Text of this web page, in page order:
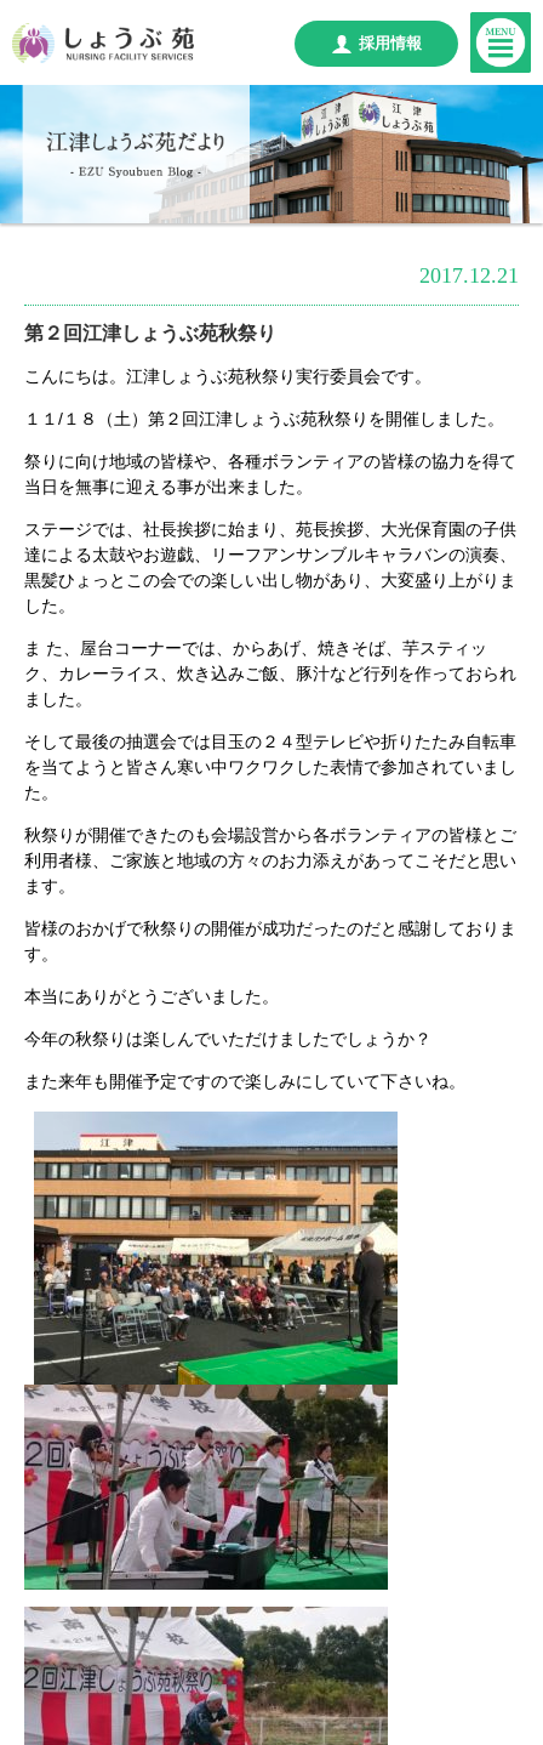
採用情報
2017.12.21
第２回江津しょうぶ苑秋祭り
こんにちは。江津しょうぶ苑秋祭り実行委員会です。
１１/１８（土）第２回江津しょうぶ苑秋祭りを開催しました。
祭りに向け地域の皆様や、各種ボランティアの皆様の協力を得て
当日を無事に迎える事が出来ました。
ステージでは、社長挨拶に始まり、苑長挨拶、大光保育園の子供
達による太鼓やお遊戯、リーフアンサンブルキャラバンの演奏、
黒髪ひょっとこの会での楽しい出し物があり、大変盛り上がりま
した。
ま た、屋台コーナーでは、からあげ、焼きそば、芋スティッ
ク、カレーライス、炊き込みご飯、豚汁など行列を作っておられ
ました。
そして最後の抽選会では目玉の２４型テレビや折りたたみ自転車
を当てようと皆さん寒い中ワクワクした表情で参加されていまし
た。
秋祭りが開催できたのも会場設営から各ボランティアの皆様とご
利用者様、ご家族と地域の方々のお力添えがあってこそだと思い
ます。
皆様のおかげで秋祭りの開催が成功だったのだと感謝しておりま
す。
本当にありがとうございました。
今年の秋祭りは楽しんでいただけましたでしょうか？
また来年も開催予定ですので楽しみにしていて下さいね。